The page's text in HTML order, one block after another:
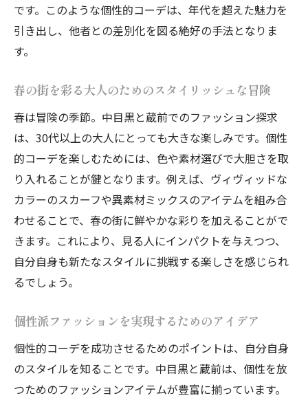
です。このような個性的コーデは、年代を超えた魅力を
引き出し、他者との差別化を図る絶好の手法となりま
す。
春の街を彩る大人のためのスタイリッシュな冒険
春は冒険の季節。中目黒と蔵前でのファッション探求
は、30代以上の大人にとっても大きな楽しみです。個性
的コーデを楽しむためには、色や素材選びで大胆さを取
り入れることが鍵となります。例えば、ヴィヴィッドな
カラーのスカーフや異素材ミックスのアイテムを組み合
わせることで、春の街に鮮やかな彩りを加えることがで
きます。これにより、見る人にインパクトを与えつつ、
自分自身も新たなスタイルに挑戦する楽しさを感じられ
るでしょう。
個性派ファッションを実現するためのアイデア
個性的コーデを成功させるためのポイントは、自分自身
のスタイルを知ることです。中目黒と蔵前は、個性を放
つためのファッションアイテムが豊富に揃っています。